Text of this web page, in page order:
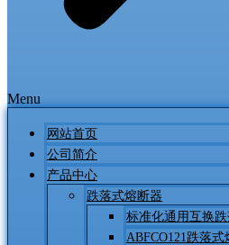
Menu
网站首页
公司简介
产品中心
跌落式熔断器
标准化通用互换
ABFCO121跌落式